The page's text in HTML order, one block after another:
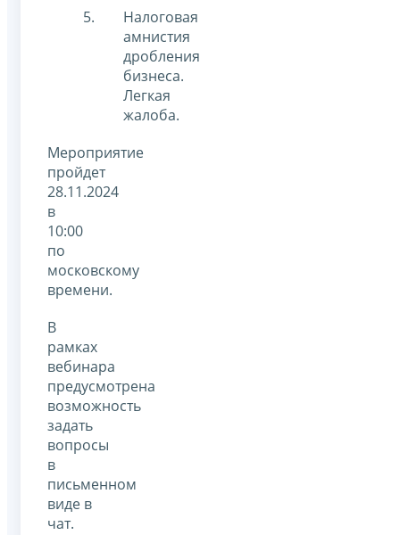
Налоговая
амнистия
дробления
бизнеса.
Легкая
жалоба.
Мероприятие
пройдет
28.11.2024
в
10:00
по
московскому
времени.
В
рамках
вебинара
предусмотрена
возможность
задать
вопросы
в
письменном
виде в
чат.